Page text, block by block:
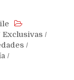
Exclusivas /
/
/